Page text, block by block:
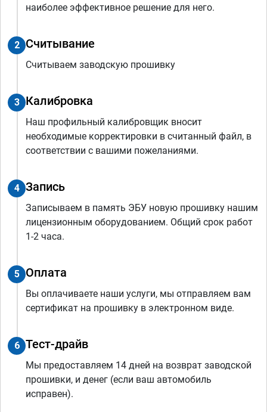
наиболее эффективное решение для него.
2 Считывание
Считываем заводскую прошивку
3 Калибровка
Наш профильный калибровщик вносит
необходимые корректировки в считанный файл, в
соответствии с вашими пожеланиями.
4 Запись
Записываем в память ЭБУ новую прошивку нашим
лицензионным оборудованием. Общий срок работ
1-2 часа.
5 Оплата
Вы оплачиваете наши услуги, мы отправляем вам
сертификат на прошивку в электронном виде.
6 Тест-драйв
Мы предоставляем 14 дней на возврат заводской
прошивки, и денег (если ваш автомобиль
исправен).